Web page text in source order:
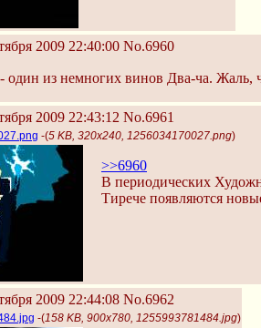
2009 22:40:00 No.6960
из немногих винов Два-ча. Жаль,
2009 22:43:12 No.6961
-(5 KB, 320x240, 1256034170027.png)
>>6960
В периодических
Тирече появляются
2009 22:44:08 No.6962
-(158 KB, 900x780, 1255993781484.jpg)